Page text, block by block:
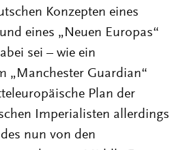
Konzepten eines
eines „Neuen Europas“
sei – wie ein
„Manchester Guardian“
Plan der
Imperialisten allerdings
nun von den